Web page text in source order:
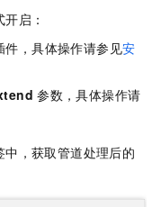
启：
件，具体操作请参见安
参数，具体操作请
，获取管道处理后的